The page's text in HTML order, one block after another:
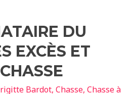
DU
EXCÈS ET
Bardot, Chasse, Chasse à